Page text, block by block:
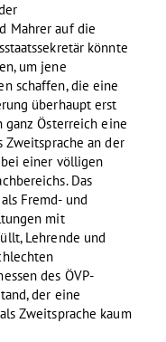
Mahrer auf die
könnte
um jene
schaffen, die eine
überhaupt erst
Österreich eine
an der
einer völligen
Das
Fremd- und
mit
Lehrende und
des ÖVP-
der eine
Zweitsprache kaum